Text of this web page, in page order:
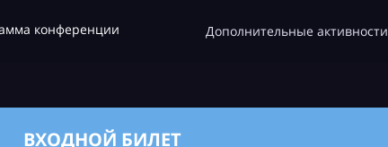
конференции Дополнительные активности
ВХОДНОЙ БИЛЕТ